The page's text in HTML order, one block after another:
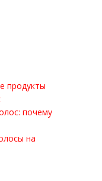
продукты
почему
на